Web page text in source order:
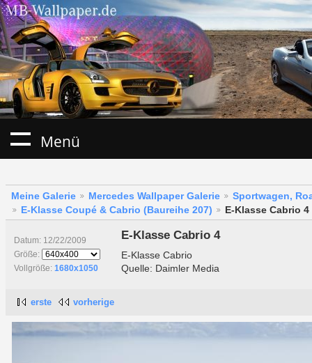
Menü
Meine Galerie Mercedes Wallpaper Galerie
Sportwagen,
E-Klasse Coupé & Cabrio (Baureihe 207)
E-Klasse Cabrio 4
Datum: 12/22/2009
Größe:
Vollgröße: 1680x1050
E-Klasse Cabrio 4
E-Klasse Cabrio
Quelle: Daimler Media
erste vorherige